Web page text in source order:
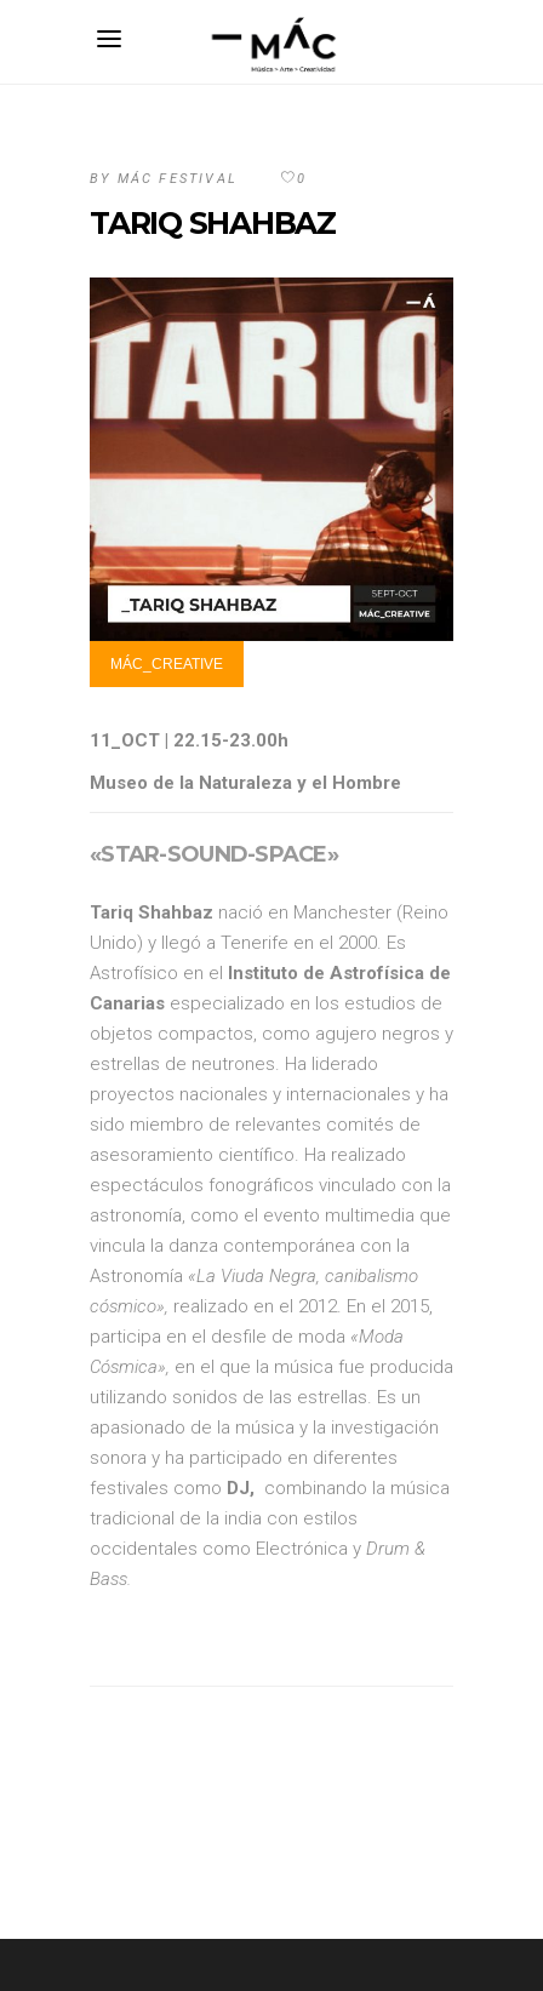
BY MÁC FESTIVAL 0
TARIQ SHAHBAZ
MÁC_CREATIVE
11_OCT | 22.15-23.00h
Museo de la Naturaleza y el Hombre
«STAR-SOUND-SPACE»
Tariq Shahbaz nació en Manchester (Reino
Unido) y llegó a Tenerife en el 2000. Es
Astrofísico en el Instituto de Astrofísica de
Canarias especializado en los estudios de
objetos compactos, como agujero negros y
estrellas de neutrones. Ha liderado
proyectos nacionales y internacionales y ha
sido miembro de relevantes comités de
asesoramiento científico. Ha realizado
espectáculos fonográficos vinculado con la
astronomía, como el evento multimedia que
vincula la danza contemporánea con la
Astronomía «La Viuda Negra, canibalismo
cósmico», realizado en el 2012. En el 2015,
participa en el desfile de moda «Moda
Cósmica», en el que la música fue producida
utilizando sonidos de las estrellas. Es un
apasionado de la música y la investigación
sonora y ha participado en diferentes
festivales como DJ, combinando la música
tradicional de la india con estilos
occidentales como Electrónica y Drum &
Bass.